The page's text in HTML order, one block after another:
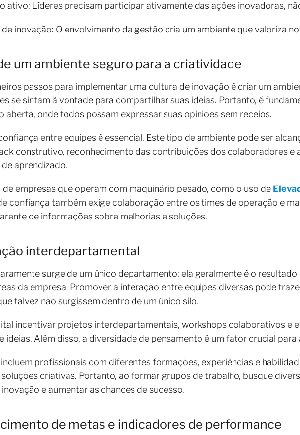
ativo: Líderes precisam participar ativamente das ações inovadoras,
inovação: O envolvimento da gestão cria um ambiente que valoriza
um ambiente seguro para a criatividade
passos para implementar uma cultura de inovação é criar um
se sintam à vontade para compartilhar suas ideias. Portanto, é
aberta, onde todos possam expressar suas opiniões sem receios.
entre equipes é essencial. Este tipo de ambiente pode ser
construtivo, reconhecimento das contribuições dos colaboradores e
aprendizado.
empresas que operam com maquinário pesado, como o uso de
confiança também exige colaboração entre os times de operação e
de informações sobre melhorias e soluções.
interdepartamental
surge de um único departamento; ela geralmente é o
da empresa. Promover a interação entre equipes diversas pode
talvez não surgissem dentro de um único silo.
incentivar projetos interdepartamentais, workshops colaborativos e
ideias. Além disso, a diversidade de pensamento é um fator crucial para
incluem profissionais com diferentes formações, experiências e
criativas. Portanto, ao formar grupos de trabalho, busque
e aumentar as chances de sucesso.
de metas e indicadores de performance